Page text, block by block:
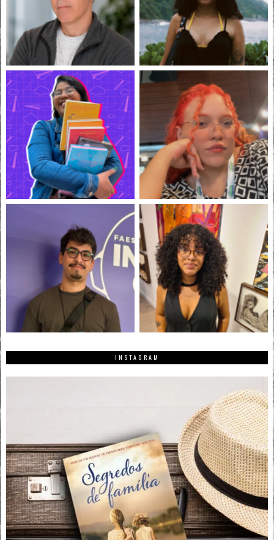
INSTAGRAM